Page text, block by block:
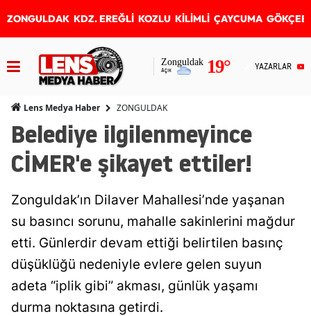
ZONGULDAK KDZ. EREĞLİ KOZLU KİLİMLİ ÇAYCUMA
Zonguldak
Açık 19° YAZARLAR
Lens Medya Haber ZONGULDAK
Belediye ilgilenmeyince
CİMER'e şikayet ettiler!
Zonguldak’ın Dilaver Mahallesi’nde yaşanan
su basıncı sorunu, mahalle sakinlerini mağdur
etti. Günlerdir devam ettiği belirtilen basınç
düşüklüğü nedeniyle evlere gelen suyun
adeta “iplik gibi” akması, günlük yaşamı
durma noktasına getirdi.